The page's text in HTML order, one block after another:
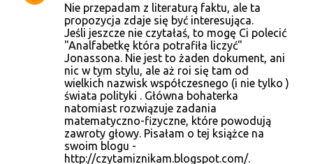
Nie przepadam z literaturą faktu, ale ta
propozycja zdaje się być interesująca.
Jeśli jeszcze nie czytałaś, to mogę Ci polecić
"Analfabetkę która potrafiła liczyć"
Jonassona. Nie jest to żaden dokument, ani
nic w tym stylu, ale aż roi się tam od
wielkich nazwisk współczesnego (i nie tylko )
świata polityki . Główna bohaterka
natomiast rozwiązuje zadania
matematyczno-fizyczne, które powodują
zawroty głowy. Pisałam o tej książce na
swoim blogu -
http://czytamiznikam.blogspot.com/.